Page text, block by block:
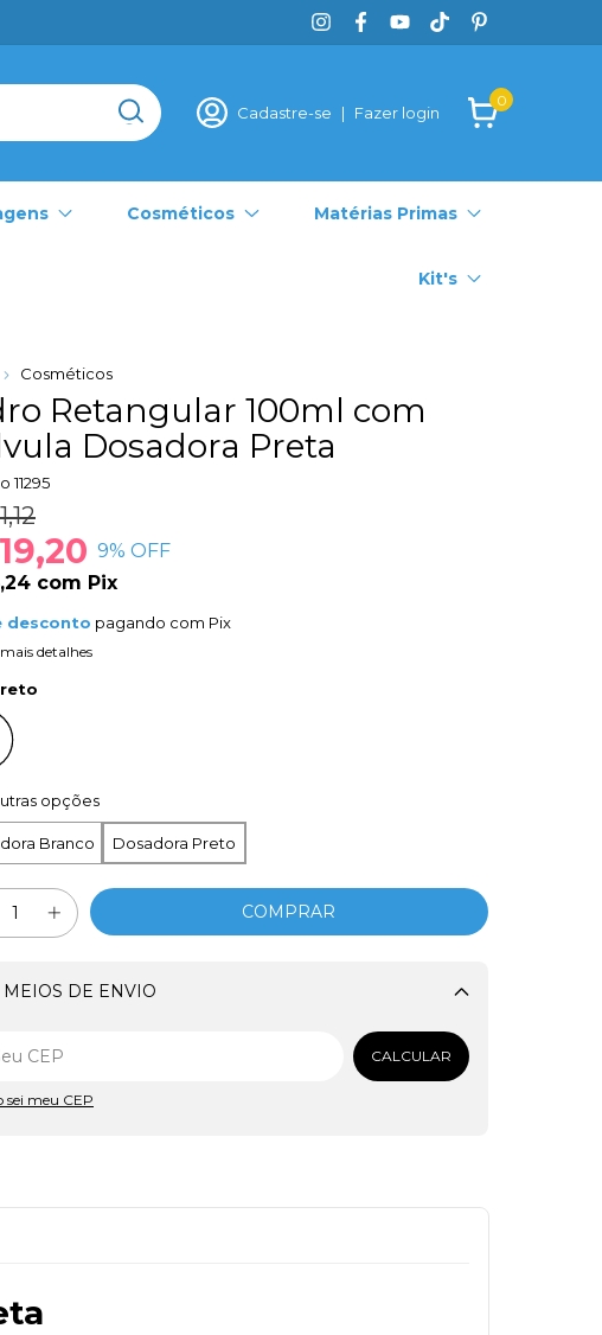
Cadastre-se | Fazer login
0
Cosméticos Matérias Primas
Kit's
Cosméticos
Retangular 100ml com
Dosadora Preta
11295
9% OFF
com Pix
desconto pagando com Pix
detalhes
opções
Branco Dosadora Preto
MEIOS DE ENVIO
Alterar CEP
CALCULAR
sei meu CEP